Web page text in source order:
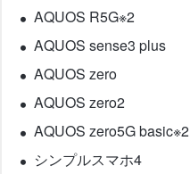
AQUOS R5G※2
AQUOS sense3 plus
AQUOS zero
AQUOS zero2
AQUOS zero5G basic※2
シンプルスマホ4